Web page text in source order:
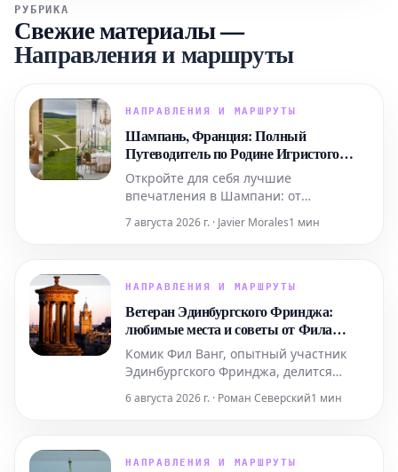
РУБРИКА
Свежие материалы—
Направления и маршруты
НАПРАВЛЕНИЯ И МАРШРУТЫ
Шампань, Франция: Полный
Путеводитель по Родине Игристого
Вина
Откройте для себя лучшие
впечатления в Шампани: от
ярких выступлений живого хип-хопа
поесть и комфортно остановиться в
7 августа 2026 г. · Javier Morales1 мин
НАПРАВЛЕНИЯ И МАРШРУТЫ
Ветеран Эдинбургского Фринджа:
любимые места и советы от Фила
Ванга
Комик Фил Ванг, опытный участник
Эдинбургского Фринджа, делится
вкусно поесть и выпить во время
которые еще можно забронировать.
6 августа 2026 г. · Роман Северский1 мин
НАПРАВЛЕНИЯ И МАРШРУТЫ